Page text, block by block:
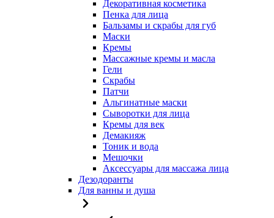
Декоративная косметика
Пенка для лица
Бальзамы и скрабы для губ
Маски
Кремы
Массажные кремы и масла
Гели
Скрабы
Патчи
Альгинатные маски
Сыворотки для лица
Кремы для век
Демакияж
Тоник и вода
Мешочки
Аксессуары для массажа лица
Дезодоранты
Для ванны и душа